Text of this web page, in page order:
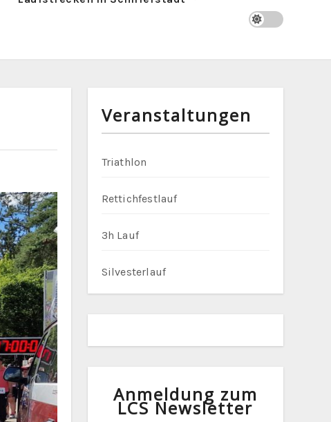
Veranstaltungen
Triathlon
Rettichfestlauf
3h Lauf
Silvesterlauf
Anmeldung zum
LCS Newsletter